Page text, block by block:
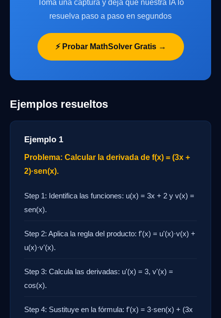
Toma una captura y deja que nuestra IA lo
resuelva paso a paso en segundos
⚡ Probar MathSolver Gratis →
Ejemplos resueltos
Ejemplo 1
Problema: Calcular la derivada de f(x) = (3x +
2)·sen(x).
Step 1: Identifica las funciones: u(x) = 3x + 2 y v(x) =
sen(x).
Step 2: Aplica la regla del producto: f'(x) = u'(x)·v(x) +
u(x)·v'(x).
Step 3: Calcula las derivadas: u'(x) = 3, v'(x) =
cos(x).
Step 4: Sustituye en la fórmula: f'(x) = 3·sen(x) + (3x